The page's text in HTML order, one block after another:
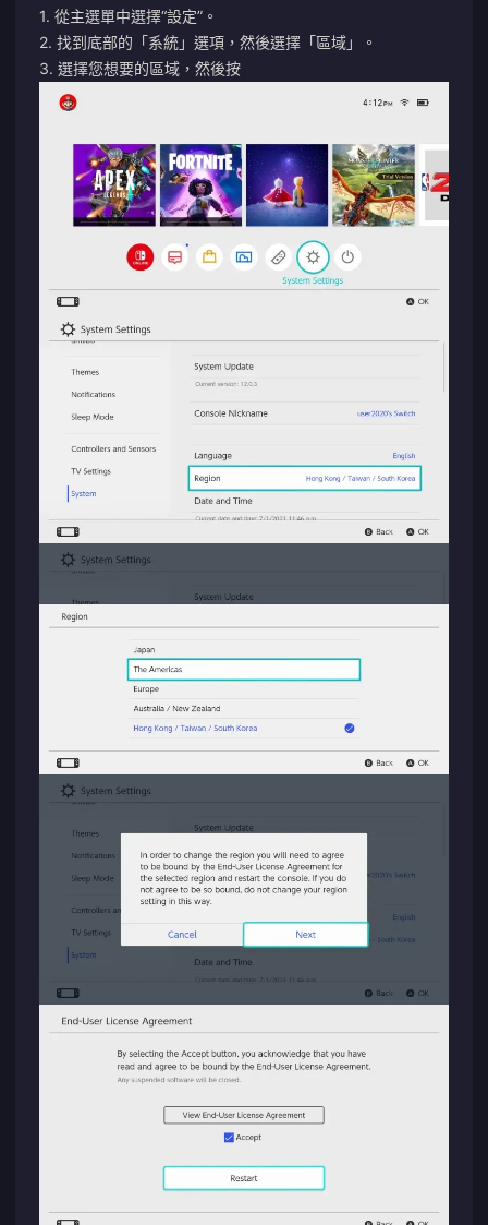
1. 從主選單中選擇“設定”。
2. 找到底部的「系統」選項，然後選擇「區域」。
3. 選擇您想要的區域，然後按